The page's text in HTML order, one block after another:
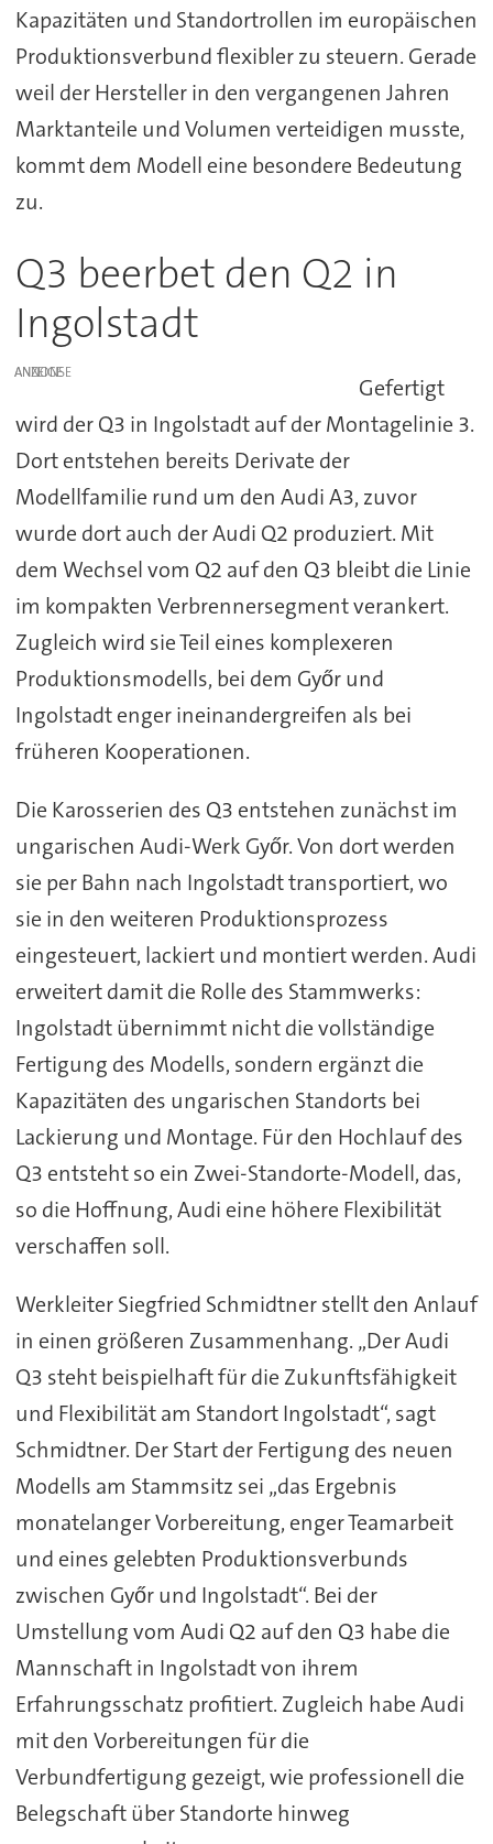
Kapazitäten und Standortrollen im europäischen
Produktionsverbund flexibler zu steuern. Gerade
weil der Hersteller in den vergangenen Jahren
Marktanteile und Volumen verteidigen musste,
kommt dem Modell eine besondere Bedeutung
zu.
Q3 beerbet den Q2 in
Ingolstadt
ANZEIGE
Gefertigt
wird der Q3 in Ingolstadt auf der Montagelinie 3.
Dort entstehen bereits Derivate der
Modellfamilie rund um den Audi A3, zuvor
wurde dort auch der Audi Q2 produziert. Mit
dem Wechsel vom Q2 auf den Q3 bleibt die Linie
im kompakten Verbrennersegment verankert.
Zugleich wird sie Teil eines komplexeren
Produktionsmodells, bei dem Győr und
Ingolstadt enger ineinandergreifen als bei
früheren Kooperationen.
Die Karosserien des Q3 entstehen zunächst im
ungarischen Audi-Werk Győr. Von dort werden
sie per Bahn nach Ingolstadt transportiert, wo
sie in den weiteren Produktionsprozess
eingesteuert, lackiert und montiert werden. Audi
erweitert damit die Rolle des Stammwerks:
Ingolstadt übernimmt nicht die vollständige
Fertigung des Modells, sondern ergänzt die
Kapazitäten des ungarischen Standorts bei
Lackierung und Montage. Für den Hochlauf des
Q3 entsteht so ein Zwei-Standorte-Modell, das,
so die Hoffnung, Audi eine höhere Flexibilität
verschaffen soll.
Werkleiter Siegfried Schmidtner stellt den Anlauf
in einen größeren Zusammenhang. „Der Audi
Q3 steht beispielhaft für die Zukunftsfähigkeit
und Flexibilität am Standort Ingolstadt“, sagt
Schmidtner. Der Start der Fertigung des neuen
Modells am Stammsitz sei „das Ergebnis
monatelanger Vorbereitung, enger Teamarbeit
und eines gelebten Produktionsverbunds
zwischen Győr und Ingolstadt“. Bei der
Umstellung vom Audi Q2 auf den Q3 habe die
Mannschaft in Ingolstadt von ihrem
Erfahrungsschatz profitiert. Zugleich habe Audi
mit den Vorbereitungen für die
Verbundfertigung gezeigt, wie professionell die
Belegschaft über Standorte hinweg